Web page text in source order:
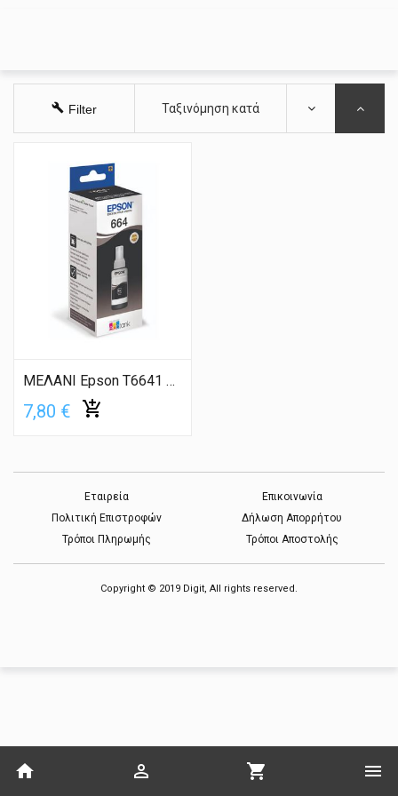
Filter Ταξινόμηση κατά
ΜΕΛΑΝΙ Epson T6641 Black
7,80 €
Εταιρεία
Επικοινωνία
Πολιτική Επιστροφών
Δήλωση Απορρήτου
Τρόποι Πληρωμής
Τρόποι Αποστολής
Copyright © 2019 Digit, All rights reserved.